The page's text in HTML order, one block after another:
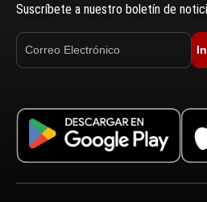
Suscríbete a nuestro boletín de